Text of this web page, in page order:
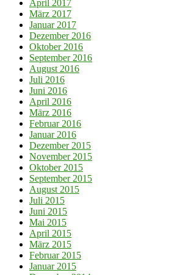
April 2017
März 2017
Januar 2017
Dezember 2016
Oktober 2016
September 2016
August 2016
Juli 2016
Juni 2016
April 2016
März 2016
Februar 2016
Januar 2016
Dezember 2015
November 2015
Oktober 2015
September 2015
August 2015
Juli 2015
Juni 2015
Mai 2015
April 2015
März 2015
Februar 2015
Januar 2015